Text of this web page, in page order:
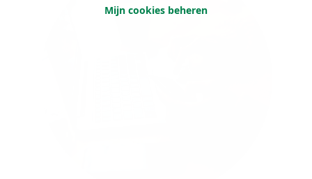
Mijn cookies beheren